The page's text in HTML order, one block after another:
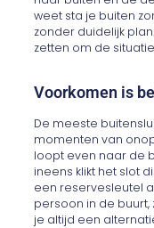
weet sta je buiten
zonder duidelijk
zetten om de
Voorkomen is
De meeste
momenten van
loopt even naar de
ineens klikt het slot
een reservesleutel
persoon in de buurt,
je altijd een